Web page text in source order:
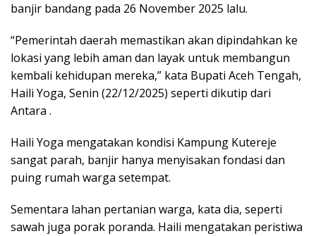
banjir bandang pada 26 November 2025 lalu.
“Pemerintah daerah memastikan akan dipindahkan ke
lokasi yang lebih aman dan layak untuk membangun
kembali kehidupan mereka,” kata Bupati Aceh Tengah,
Haili Yoga, Senin (22/12/2025) seperti dikutip dari
Antara .
Haili Yoga mengatakan kondisi Kampung Kutereje
sangat parah, banjir hanya menyisakan fondasi dan
puing rumah warga setempat.
Sementara lahan pertanian warga, kata dia, seperti
sawah juga porak poranda. Haili mengatakan peristiwa